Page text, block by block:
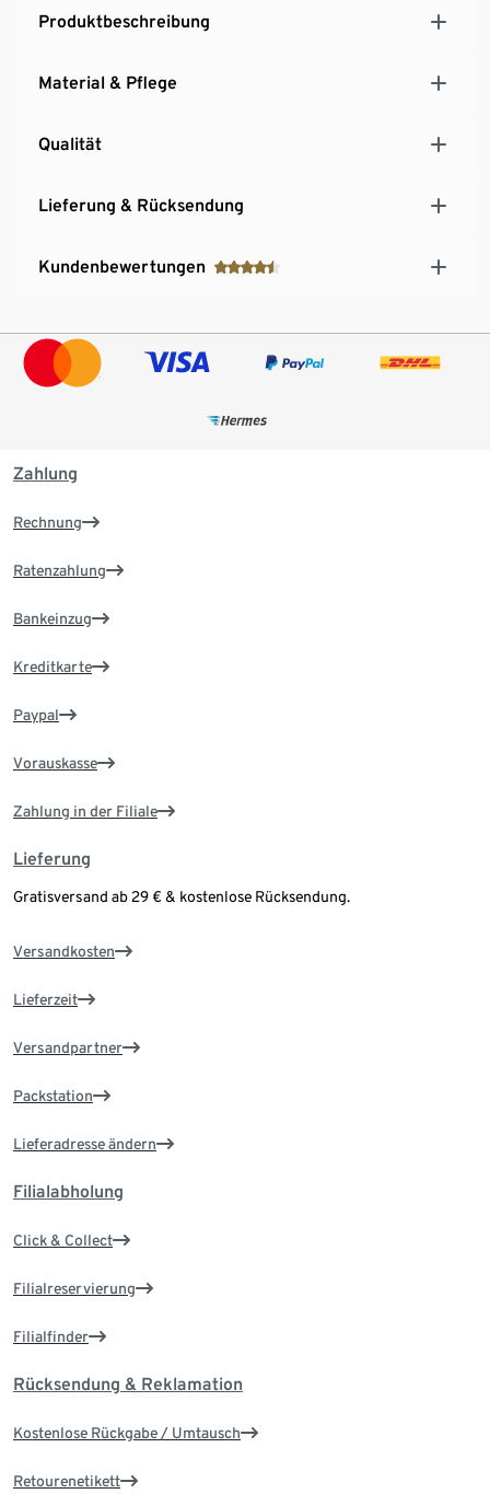
Produktbeschreibung
Material & Pflege
Qualität
Lieferung & Rücksendung
Kundenbewertungen
Zahlung
Rechnung
Ratenzahlung
Bankeinzug
Kreditkarte
Paypal
Vorauskasse
Zahlung in der Filiale
Lieferung
Gratisversand ab 29 € & kostenlose Rücksendung.
Versandkosten
Lieferzeit
Versandpartner
Packstation
Lieferadresse ändern
Filialabholung
Click & Collect
Filialreservierung
Filialfinder
Rücksendung & Reklamation
Kostenlose Rückgabe / Umtausch
Retourenetikett